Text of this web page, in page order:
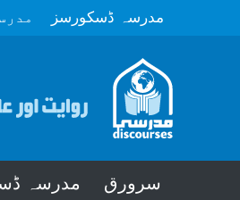
مدرسہ ڈسکورسز
سرورق مدرسہ